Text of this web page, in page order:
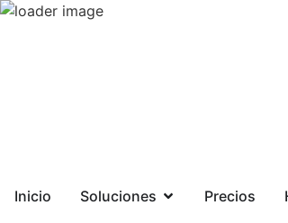
Inicio Soluciones Precios